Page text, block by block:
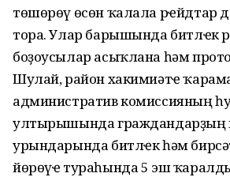
төшөрөү өсөн ҡалала рҽйдтар
тора. Улар барышында битлҽк
боҙоусылар асыҡлана һәм
Шулай, район хакимиәтҽ
административ комиссияның
ултырышында граждандарҙың
урындарында битлҽк һәм
йөрөүҽ тураһында 5 эш